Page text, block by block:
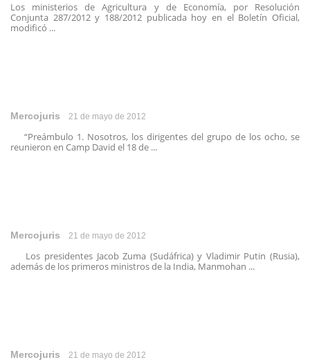
Los ministerios de Agricultura y de Economía, por Resolución
Conjunta 287/2012 y 188/2012 publicada hoy en el Boletín Oficial,
modificó ...
Mercojuris 21 de mayo de 2012
“Preámbulo 1. Nosotros, los dirigentes del grupo de los ocho, se
reunieron en Camp David el 18 de ...
Mercojuris 21 de mayo de 2012
Los presidentes Jacob Zuma (Sudáfrica) y Vladimir Putin (Rusia),
además de los primeros ministros de la India, Manmohan ...
Mercojuris 21 de mayo de 2012